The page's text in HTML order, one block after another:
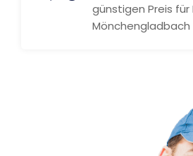
günstigen Preis für
Mönchengladbach